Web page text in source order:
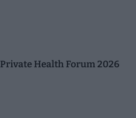
Private Health Forum 2026